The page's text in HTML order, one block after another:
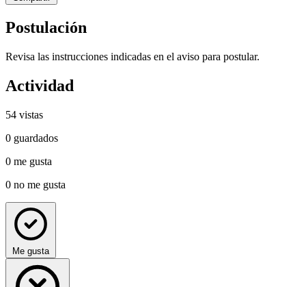
Postulación
Revisa las instrucciones indicadas en el aviso para postular.
Actividad
54 vistas
0 guardados
0 me gusta
0 no me gusta
Me gusta